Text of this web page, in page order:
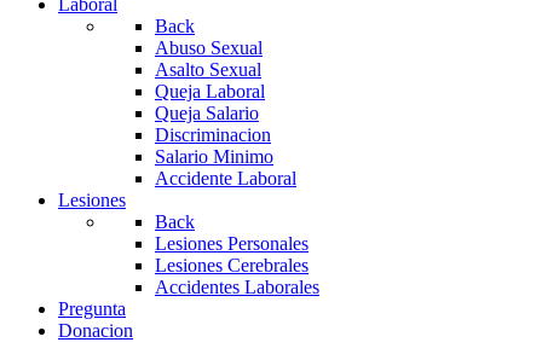
Laboral
Back
Abuso Sexual
Asalto Sexual
Queja Laboral
Queja Salario
Discriminacion
Salario Minimo
Accidente Laboral
Lesiones
Back
Lesiones Personales
Lesiones Cerebrales
Accidentes Laborales
Pregunta
Donacion